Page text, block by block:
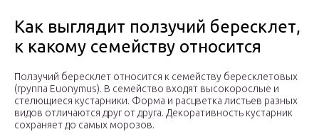
Как выглядит ползучий бересклет,
к какому семейству относится
Ползучий бересклет относится к семейству бересклетовых
(группа Euonymus). В семейство входят высокорослые и
стелющиеся кустарники. Форма и расцветка листьев разных
видов отличаются друг от друга. Декоративность кустарник
сохраняет до самых морозов.